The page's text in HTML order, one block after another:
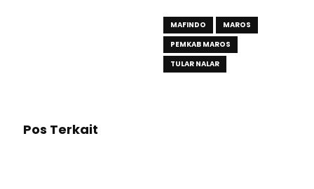
MAFINDO
MAROS
PEMKAB MAROS
TULAR NALAR
Pos Terkait